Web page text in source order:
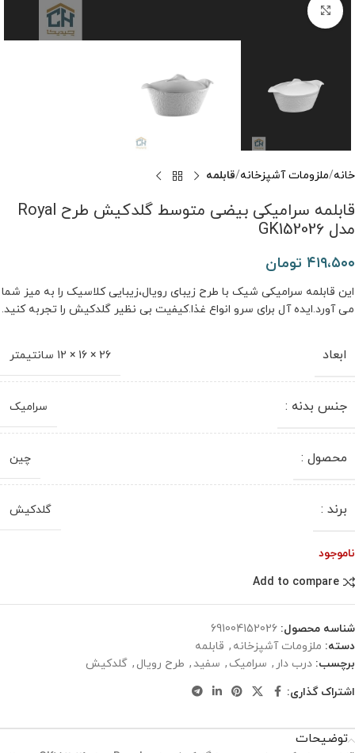
برای بزرگنمایی کلیک کنید
خانه ملزومات آشپزخانه قابلمه
قابلمه سرامیکی بیضی متوسط گلدکیش طرح Royal
مدل GK152026
۴۱۹،۵۰۰ تومان
این قابلمه سرامیکی شیک با طرح زیبای رویال،زیبایی کلاسیک را به میز شما
می ‌آورد.ایده ‌آل برای سرو انواع غذا.کیفیت بی ‌نظیر گلدکیش را تجربه کنید.
ابعاد 26 × 16 × 12 سانتیمتر
جنس بدنه : سرامیک
محصول : چین
برند : گلدکیش
ناموجود
Add to compare
شناسه محصول: 691004152026
دسته: ملزومات آشپزخانه , قابلمه
برچسب: درب دار , سرامیک , سفید, طرح رویال , گلدکیش
اشتراک گذاری:
توضیحات